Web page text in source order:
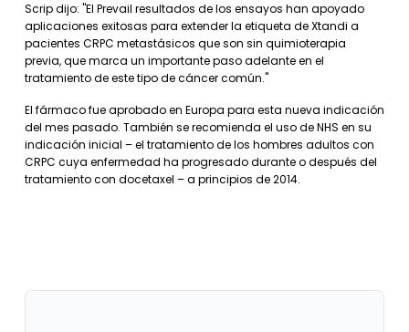
Scrip dijo: "El Prevail resultados de los ensayos han apoyado
aplicaciones exitosas para extender la etiqueta de Xtandi a
pacientes CRPC metastásicos que son sin quimioterapia
previa, que marca un importante paso adelante en el
tratamiento de este tipo de cáncer común."
El fármaco fue aprobado en Europa para esta nueva indicación
del mes pasado. También se recomienda el uso de NHS en su
indicación inicial – el tratamiento de los hombres adultos con
CRPC cuya enfermedad ha progresado durante o después del
tratamiento con docetaxel – a principios de 2014.